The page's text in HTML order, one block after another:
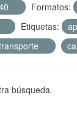
Formatos:
Etiquetas:
búsqueda.